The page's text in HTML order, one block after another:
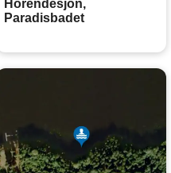
Hörendesjön,
Paradisbadet